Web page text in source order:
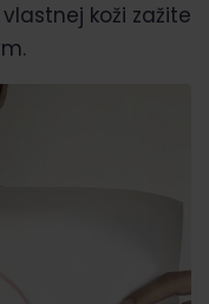
koži zažite